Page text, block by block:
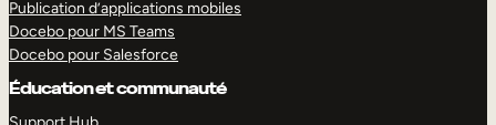
Publication d’applications mobiles
Docebo pour MS Teams
Docebo pour Salesforce
Éducation et communauté